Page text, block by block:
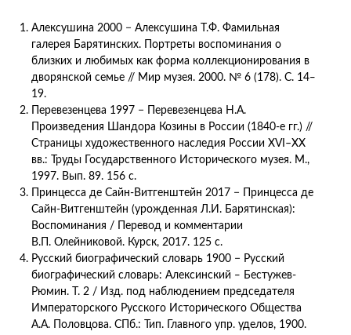
Алексушина 2000 − Алексушина Т.Ф. Фамильная
галерея Барятинских. Портреты воспоминания о
близких и любимых как форма коллекционирования в
дворянской семье // Мир музея. 2000. № 6 (178). С. 14‒
19.
Перевезенцева 1997 − Перевезенцева Н.А.
Произведения Шандора Козины в России (1840-е гг.) //
Страницы художественного наследия России XVI–XX
вв.: Труды Государственного Исторического музея. М.,
1997. Вып. 89. 156 с.
Принцесса де Сайн-Витгенштейн 2017 − Принцесса де
Сайн-Витгенштейн (урожденная Л.И. Барятинская):
Воспоминания / Перевод и комментарии
В.П. Олейниковой. Курск, 2017. 125 с.
Русский биографический словарь 1900 − Русский
биографический словарь: Алексинский ‒ Бестужев-
Рюмин. Т. 2 / Изд. под наблюдением председателя
Императорского Русского Исторического Общества
А.А. Половцова. СПб.: Тип. Главного упр. уделов, 1900.